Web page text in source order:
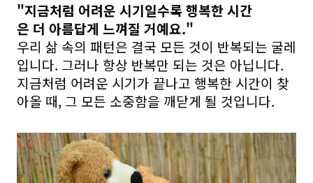
"지금처럼 어려운 시기일수록 행복한 시간
은 더 아름답게 느껴질 거예요."
우리 삶 속의 패턴은 결국 모든 것이 반복되는 굴레
입니다. 그러나 항상 반복만 되는 것은 아닙니다.
지금처럼 어려운 시기가 끝나고 행복한 시간이 찾
아올 때, 그 모든 소중함을 깨닫게 될 것입니다.